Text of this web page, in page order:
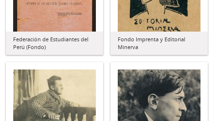
Federación de Estudiantes del
Perú (Fondo)
Fondo Imprenta y Editorial
Minerva